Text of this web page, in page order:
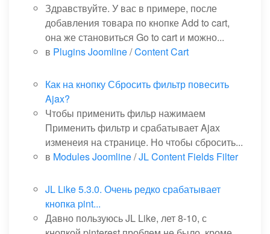
Здравствуйте. У вас в примере, после
добавления товара по кнопке Add to cart,
она же становиться Go to cart и можно...
в Plugins Joomline/Content Cart
Как на кнопку Сбросить фильтр повесить
Ajax?
Чтобы применить фильр нажимаем
Применить фильтр и срабатывает Ajax
изменеия на странице. Но чтобы сбросить...
в Modules Joomline/JL Content Fields Filter
JL Like 5.3.0. Очень редко срабатывает
кнопка pint...
Давно пользуюсь JL Like, лет 8-10, с